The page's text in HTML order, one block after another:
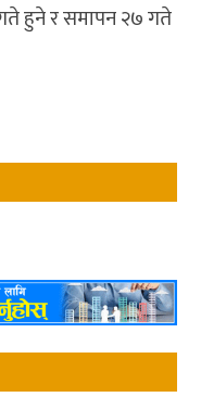
गते हुने र समापन २७ गते